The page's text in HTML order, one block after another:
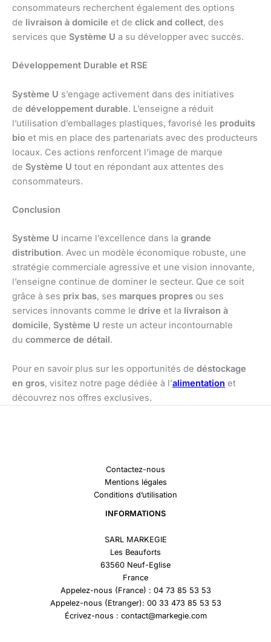
consommateurs recherchent également des options
de livraison à domicile et de click and collect, des
services que Système U a su développer avec succès.
Développement Durable et RSE
Système U s’engage activement dans des initiatives
de développement durable. L’enseigne a réduit
l’utilisation d’emballages plastiques, favorisé les produits
bio et mis en place des partenariats avec des producteurs
locaux. Ces actions renforcent l’image de marque
de Système U tout en répondant aux attentes des
consommateurs.
Conclusion
Système U incarne l’excellence dans la grande
distribution. Avec un modèle économique robuste, une
stratégie commerciale agressive et une vision innovante,
l’enseigne continue de dominer le secteur. Que ce soit
grâce à ses prix bas, ses marques propres ou ses
services innovants comme le drive et la livraison à
domicile, Système U reste un acteur incontournable
du commerce de détail.
Pour en savoir plus sur les opportunités de déstockage
en gros, visitez notre page dédiée à l’alimentation et
découvrez nos offres exclusives.
Contactez-nous
Mentions légales
Conditions d’utilisation
INFORMATIONS
SARL MARKEGIE
Les Beauforts
63560 Neuf-Eglise
France
Appelez-nous (France) : 04 73 85 53 53
Appelez-nous (Etranger): 00 33 473 85 53 53
Écrivez-nous : contact@markegie.com